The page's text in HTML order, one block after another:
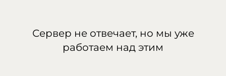
Сервер не отвечает, но мы уже
работаем над этим